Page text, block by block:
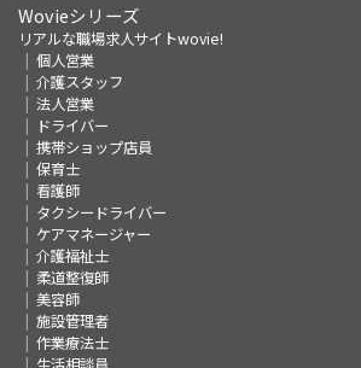
Wovieシリーズ
リアルな職場求人サイトwovie!
個人営業
介護スタッフ
法人営業
ドライバー
携帯ショップ店員
保育士
看護師
タクシードライバー
ケアマネージャー
介護福祉士
柔道整復師
美容師
施設管理者
作業療法士